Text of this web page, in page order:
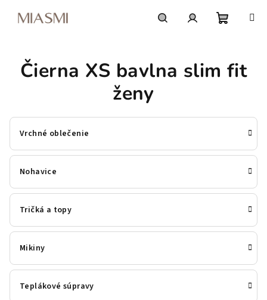
košík
Čierna XS bavlna slim fit
ženy
Vrchné oblečenie
Nohavice
Tričká a topy
Mikiny
Teplákové súpravy